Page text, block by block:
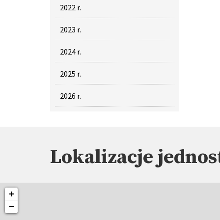
2022 r.
2023 r.
2024 r.
2025 r.
2026 r.
Lokalizacje
+
−